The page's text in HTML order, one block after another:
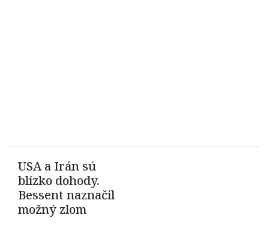
USA a Irán sú
blízko dohody.
Bessent naznačil
možný zlom